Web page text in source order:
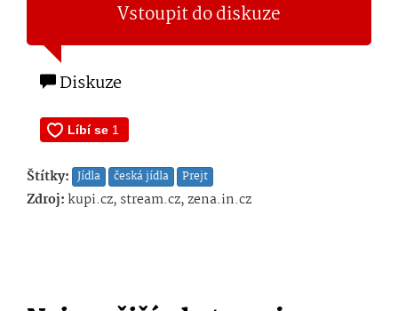
Vstoupit do diskuze
Diskuze
Štítky: Jídla česká jídla Prejt
Zdroj:kupi.cz, stream.cz, zena.in.cz